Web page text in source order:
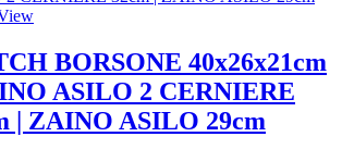
BORSONE 40x26x21cm
ASILO 2 CERNIERE
| ZAINO ASILO 29cm